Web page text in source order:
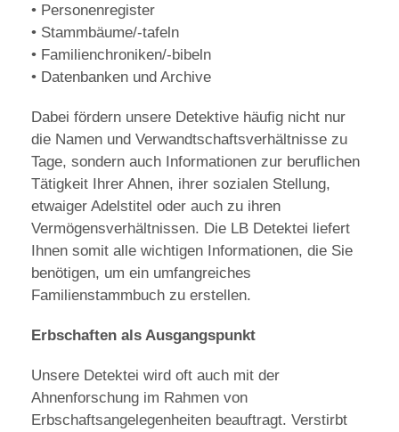
• Personenregister
• Stammbäume/-tafeln
• Familienchroniken/-bibeln
• Datenbanken und Archive
Dabei fördern unsere Detektive häufig nicht nur
die Namen und Verwandtschaftsverhältnisse zu
Tage, sondern auch Informationen zur beruflichen
Tätigkeit Ihrer Ahnen, ihrer sozialen Stellung,
etwaiger Adelstitel oder auch zu ihren
Vermögensverhältnissen. Die LB Detektei liefert
Ihnen somit alle wichtigen Informationen, die Sie
benötigen, um ein umfangreiches
Familienstammbuch zu erstellen.
Erbschaften als Ausgangspunkt
Unsere Detektei wird oft auch mit der
Ahnenforschung im Rahmen von
Erbschaftsangelegenheiten beauftragt. Verstirbt